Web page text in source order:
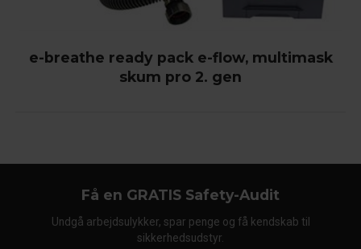
e-breathe ready pack e-flow, multimask
skum pro 2. gen
Få en GRATIS Safety-Audit
Undgå arbejdsulykker, spar penge og få kendskab til
sikkerhedsudstyr.